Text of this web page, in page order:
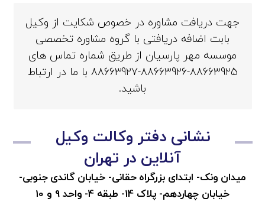
جهت دریافت مشاوره در خصوص شکایت از وکیل
بابت اضافه دریافتی با گروه مشاوره تخصصی
موسسه مهر پارسیان از طریق شماره تماس های
88663925-88663926-88663927 با ما در ارتباط
باشید.
نشانی دفتر وکالت وکیل
آنلاین در تهران
میدان ونک- ابتدای بزرگراه حقانی- خیابان گاندی جنوبی-
خیابان چهاردهم- پلاک 14- طبقه 4- واحد 9 و 10